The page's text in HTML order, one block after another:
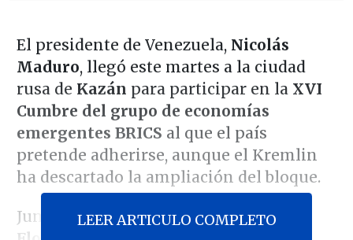
El presidente de Venezuela, Nicolás
Maduro, llegó este martes a la ciudad
rusa de Kazán para participar en la XVI
Cumbre del grupo de economías
emergentes BRICS al que el país
pretende adherirse, aunque el Kremlin
ha descartado la ampliación del bloque.
Junto a su esposa, la diputadaCilia
LEER ARTICULO COMPLETO